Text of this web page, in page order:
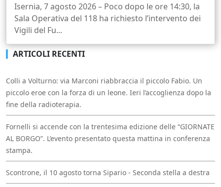
Isernia, 7 agosto 2026 – Poco dopo le ore 14:30, la
Sala Operativa del 118 ha richiesto l’intervento dei
Vigili del Fu...
ARTICOLI RECENTI
Colli a Volturno: via Marconi riabbraccia il piccolo Fabio. Un
piccolo eroe con la forza di un leone. Ieri l’accoglienza dopo la
fine della radioterapia.
Fornelli si accende con la trentesima edizione delle “GIORNATE
AL BORGO”. L’evento presentato questa mattina in conferenza
stampa.
Scontrone, il 10 agosto torna Sipario - Seconda stella a destra